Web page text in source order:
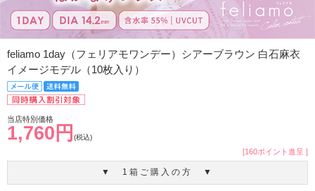
feliamo 1day（フェリアモワンデー）シアーブラウン 白石麻衣
イメージモデル（10枚入り）
当店特別価格
1,760円 (税込)
[160ポイント進呈 ]
▼ 1箱ご購入の方 ▼